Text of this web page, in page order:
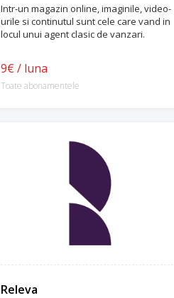
Intr-un magazin online, imaginile, video-
urile si continutul sunt cele care vand in
locul unui agent clasic de vanzari.
9€ / luna
Toate abonamentele
Releva